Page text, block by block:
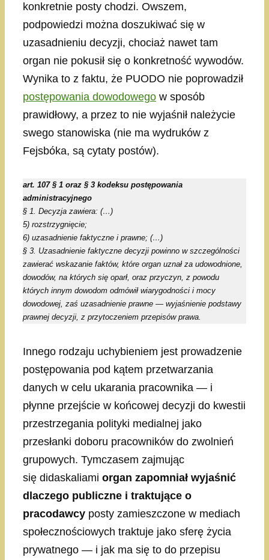
konkretnie posty chodzi. Owszem,
podpowiedzi można doszukiwać się w
uzasadnieniu decyzji, chociaż nawet tam
organ nie pokusił się o konkretność wywodów.
Wynika to z faktu, że PUODO nie poprowadził
postępowania dowodowego w sposób
prawidłowy, a przez to nie wyjaśnił należycie
swego stanowiska (nie ma wydruków z
Fejsbóka, są cytaty postów).
art. 107 § 1 oraz § 3 kodeksu postępowania
administracyjnego
§ 1. Decyzja zawiera: (…)
5) rozstrzygnięcie;
6) uzasadnienie faktyczne i prawne; (…)
§ 3. Uzasadnienie faktyczne decyzji powinno w szczególności
zawierać wskazanie faktów, które organ uznał za udowodnione,
dowodów, na których się oparł, oraz przyczyn, z powodu
których innym dowodom odmówił wiarygodności i mocy
dowodowej, zaś uzasadnienie prawne — wyjaśnienie podstawy
prawnej decyzji, z przytoczeniem przepisów prawa.
Innego rodzaju uchybieniem jest prowadzenie
postępowania pod kątem przetwarzania
danych w celu ukarania pracownika — i
płynne przejście w końcowej decyzji do kwestii
przestrzegania polityki medialnej jako
przesłanki doboru pracowników do zwolnień
grupowych. Tymczasem zajmując
się didaskaliami organ zapomniał wyjaśnić
dlaczego publiczne i traktujące o
pracodawcy posty zamieszczone w mediach
społecznościowych traktuje jako sferę życia
prywatnego — i jak ma się to do przepisu